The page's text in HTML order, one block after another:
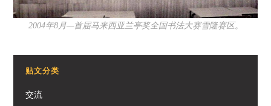
2004年8月—首届马来西亚兰亭奖全国书法大赛雪隆赛区。
贴文分类
交流